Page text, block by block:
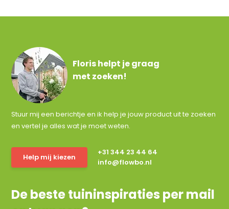
Floris helpt je graag
met zoeken!
Stuur mij een berichtje en ik help je jouw product uit te zoeken
en vertel je alles wat je moet weten.
Help mij kiezen
+31 344 23 44 64
info@flowbo.nl
De beste tuininspiraties per mail